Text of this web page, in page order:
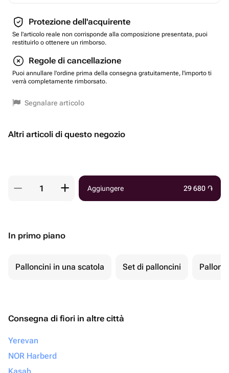
Protezione dell'acquirente
Se l'articolo reale non corrisponde alla composizione presentata, puoi
restituirlo o ottenere un rimborso.
Regole di cancellazione
Puoi annullare l'ordine prima della consegna gratuitamente, l'importo ti
verrà completamente rimborsato.
Segnalare articolo
Altri articoli di questo negozio
Aggiungere 29 680 ֏
In primo piano
Palloncini in una scatola Set di palloncini
Consegna di fiori in altre città
Yerevan
NOR Harberd